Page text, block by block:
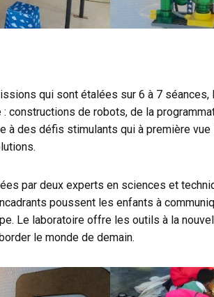
qui sont étalées sur 6 à 7
constructions de robots, de la
à des défis stimulants qui à première
par deux experts en sciences et
poussent les enfants à
Le laboratoire offre les outils à la
le monde de demain.